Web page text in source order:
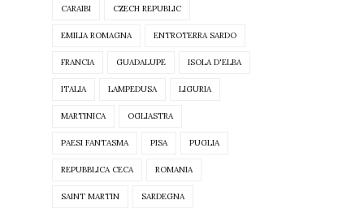
CARAIBI CZECH REPUBLIC
EMILIA ROMAGNA ENTROTERRA SARDO
FRANCIA GUADALUPE ISOLA D'ELBA
ITALIA LAMPEDUSA LIGURIA
MARTINICA OGLIASTRA
PAESI FANTASMA PISA PUGLIA
REPUBBLICA CECA ROMANIA
SAINT MARTIN SARDEGNA